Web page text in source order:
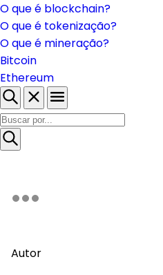
O que é blockchain?
O que é tokenização?
O que é mineração?
Bitcoin
Ethereum
Autor